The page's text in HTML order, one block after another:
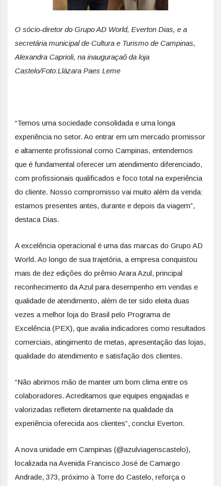
O sócio-diretor do Grupo AD World, Everton Dias, e a
secretária municipal de Cultura e Turismo de Campinas,
Alexandra Caprioli, na inauguraçaõ da loja
Castelo/Foto:Llázara Paes Leme
“Temos uma sociedade consolidada e uma longa
experiência no setor. Ao entrar em um mercado promissor
e altamente profissional como Campinas, entendemos
que é fundamental oferecer um atendimento diferenciado,
com profissionais qualificados e foco total na experiência
do cliente. Nosso compromisso vai muito além da venda:
estamos presentes antes, durante e depois da viagem”,
destaca Dias.
A excelência operacional é uma das marcas do Grupo AD
World. Ao longo de sua trajetória, a empresa conquistou
mais de dez edições do prêmio Arara Azul, principal
reconhecimento da Azul para desempenho em vendas e
qualidade de atendimento, além de ter sido eleita duas
vezes a melhor loja do Brasil pelo Programa de
Excelência (PEX), que avalia indicadores como resultados
comerciais, atingimento de metas, apresentação das lojas,
qualidade do atendimento e satisfação dos clientes.
“Não abrimos mão de manter um bom clima entre os
colaboradores. Acreditamos que equipes engajadas e
valorizadas refletem diretamente na qualidade da
experiência oferecida aos clientes”, conclui Everton.
A nova unidade em Campinas (@azulviagenscastelo),
localizada na Avenida Francisco José de Camargo
Andrade, 373, próximo à Torre do Castelo, reforça o